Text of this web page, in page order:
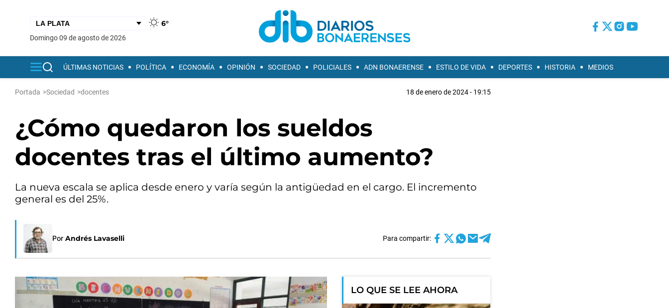
6°
domingo 09 de agosto de 2026
ÚLTIMAS NOTICIAS POLÍTICA ECONOMÍA OPINIÓN SOCIEDAD POLICIALES ADN BONAERENSE ESTILO DE VIDA DEPORTES HISTORIA MEDIOS
Portada >Sociedad >docentes 18 de enero de 2024 - 19:15
¿Cómo quedaron los sueldos
docentes tras el último aumento?
La nueva escala se aplica desde enero y varía según la antigüedad en el cargo. El incremento
general es del 25%.
Por Andrés Lavaselli Para compartir:
LO QUE SE LEE AHORA